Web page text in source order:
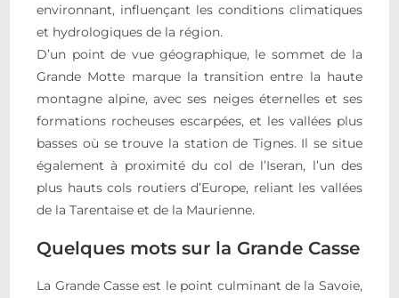
environnant, influençant les conditions climatiques
et hydrologiques de la région.
D’un point de vue géographique, le sommet de la
Grande Motte marque la transition entre la haute
montagne alpine, avec ses neiges éternelles et ses
formations rocheuses escarpées, et les vallées plus
basses où se trouve la station de Tignes. Il se situe
également à proximité du col de l’Iseran, l’un des
plus hauts cols routiers d’Europe, reliant les vallées
de la Tarentaise et de la Maurienne.
Quelques mots sur la Grande Casse
La Grande Casse est le point culminant de la Savoie,